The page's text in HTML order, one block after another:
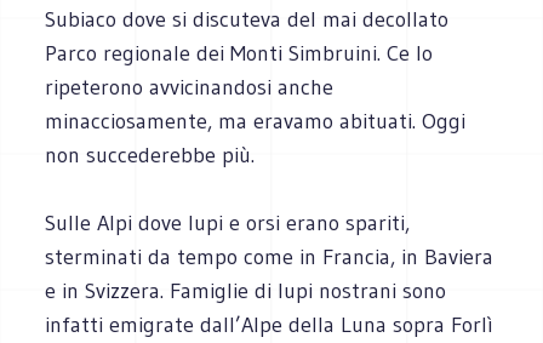
Subiaco dove si discuteva del mai decollato
Parco regionale dei Monti Simbruini. Ce lo
ripeterono avvicinandosi anche
minacciosamente, ma eravamo abituati. Oggi
non succederebbe più.
Sulle Alpi dove lupi e orsi erano spariti,
sterminati da tempo come in Francia, in Baviera
e in Svizzera. Famiglie di lupi nostrani sono
infatti emigrate dall’Alpe della Luna sopra Forlì